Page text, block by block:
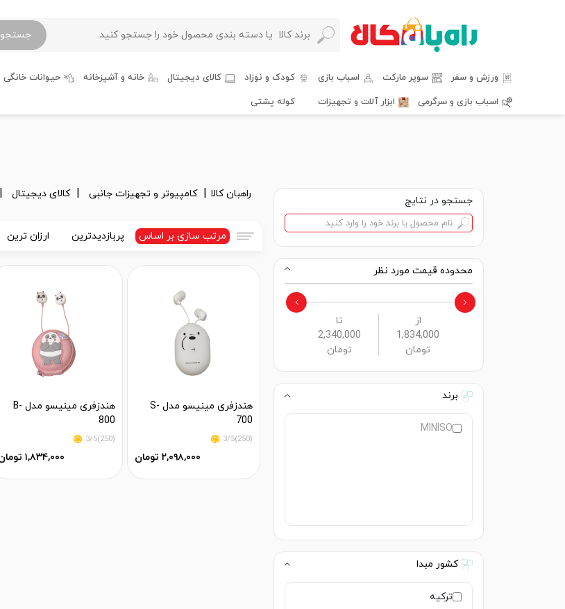
جستجو
ورزش و سفر سوپر مارکت اسباب بازی کودک و نوزاد کالای دیجیتال خانه و آشپزخانه حیوانات خانگی
اسباب بازی و سرگرمی
ابزار آلات و تجهیزات کوله پشتی
جستجو در نتایج
محدوده قیمت مورد نظر
از
1,834,000
تومان
تا
2,340,000
تومان
برند
MINISO
کشور مبدا
ترکیه
راهبان کالا کامپیوتر و تجهیزات جانبی کالای دیجیتال
مرتب سازی بر اساس پربازدیدترین ارزان ترین
هندزفری مینیسو مدل S-
700
(250)3/5
۲,۰۹۸,۰۰۰ تومان
هندزفری مینیسو مدل B-
800
(250)3/5
۱,۸۳۴,۰۰۰ تومان